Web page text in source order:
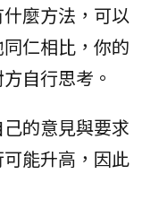
麼方法，可以
仁相比，你的
自行思考。
的意見與要求
能升高，因此